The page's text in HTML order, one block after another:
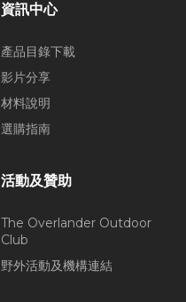
資訊中心
產品目錄下載
影片分享
材料說明
選購指南
活動及贊助
The Overlander Outdoor
Club
野外活動及機構連結